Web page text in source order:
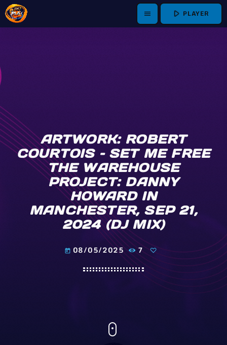
menu play_arrow PLAYER
ARTWORK: ROBERT
COURTOIS – SET ME FREE
THE WAREHOUSE
PROJECT: DANNY
HOWARD IN
MANCHESTER, SEP 21,
2024 (DJ MIX)
today 08/05/2025 7